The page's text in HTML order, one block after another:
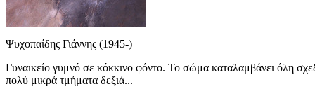
Ψυχοπαίδης Γιάννης (1945-)
Γυναικείο γυμνό σε κόκκινο φόντο. Το σώμα καταλαμβάνει όλη
πολύ μικρά τμήματα δεξιά...